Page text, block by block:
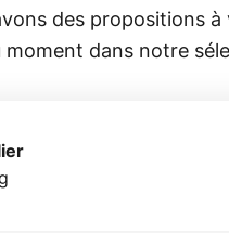
des propositions
moment dans notre